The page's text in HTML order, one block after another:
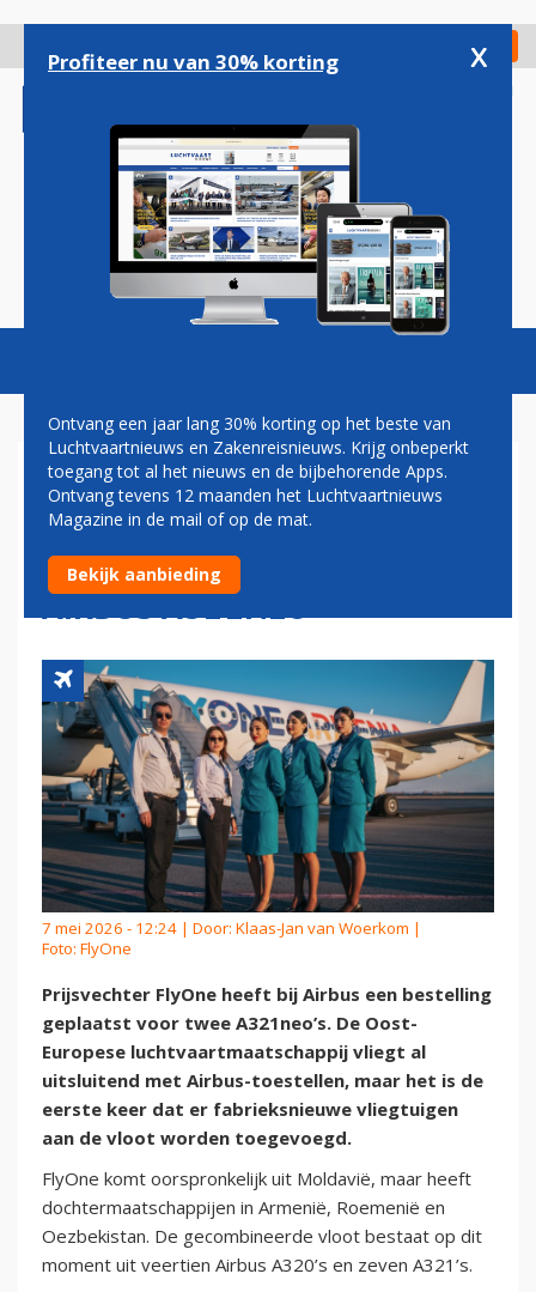
gaan
Check in
Magazine Podcasts Vacatures
OOST-EUROPESE
PRIJSVECHTER FLYONE
TEKENT BESTELLING VOOR
AIRBUS A321NEO
7 mei 2026 - 12:24 | Door: Klaas-Jan van Woerkom |
Foto: FlyOne
Prijsvechter FlyOne heeft bij Airbus een bestelling
geplaatst voor twee A321neo’s. De Oost-
Europese luchtvaartmaatschappij vliegt al
uitsluitend met Airbus-toestellen, maar het is de
eerste keer dat er fabrieksnieuwe vliegtuigen
aan de vloot worden toegevoegd.
FlyOne komt oorspronkelijk uit Moldavië, maar heeft
dochtermaatschappijen in Armenië, Roemenië en
Oezbekistan. De gecombineerde vloot bestaat op dit
moment uit veertien Airbus A320’s en zeven A321’s.
Profiteer nu van 30% korting x
Ontvang een jaar lang 30% korting op het beste van
Luchtvaartnieuws en Zakenreisnieuws. Krijg onbeperkt
toegang tot al het nieuws en de bijbehorende Apps.
Ontvang tevens 12 maanden het Luchtvaartnieuws
Magazine in de mail of op de mat.
Bekijk aanbieding